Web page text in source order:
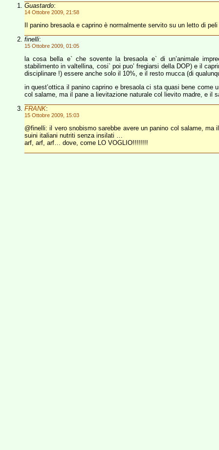
Guastardo:
14 Ottobre 2009, 21:58
Il panino bresaola e caprino è normalmente servito su un letto di
finelli:
15 Ottobre 2009, 01:05
la cosa bella e` che sovente la bresaola e` di un’animale
stabilimento in valtellina, cosi` poi puo’ fregiarsi della DOP) e il
disciplinare !) essere anche solo il 10%, e il resto mucca (di
in quest’ottica il panino caprino e bresaola ci sta quasi bene
col salame, ma il pane a lievitazione naturale col lievito madre, e il
FRANK:
15 Ottobre 2009, 15:03
@finelli: il vero snobismo sarebbe avere un panino col salame,
suini italiani nutriti senza insilati …
arf, arf, arf… dove, come LO VOGLIO!!!!!!!!